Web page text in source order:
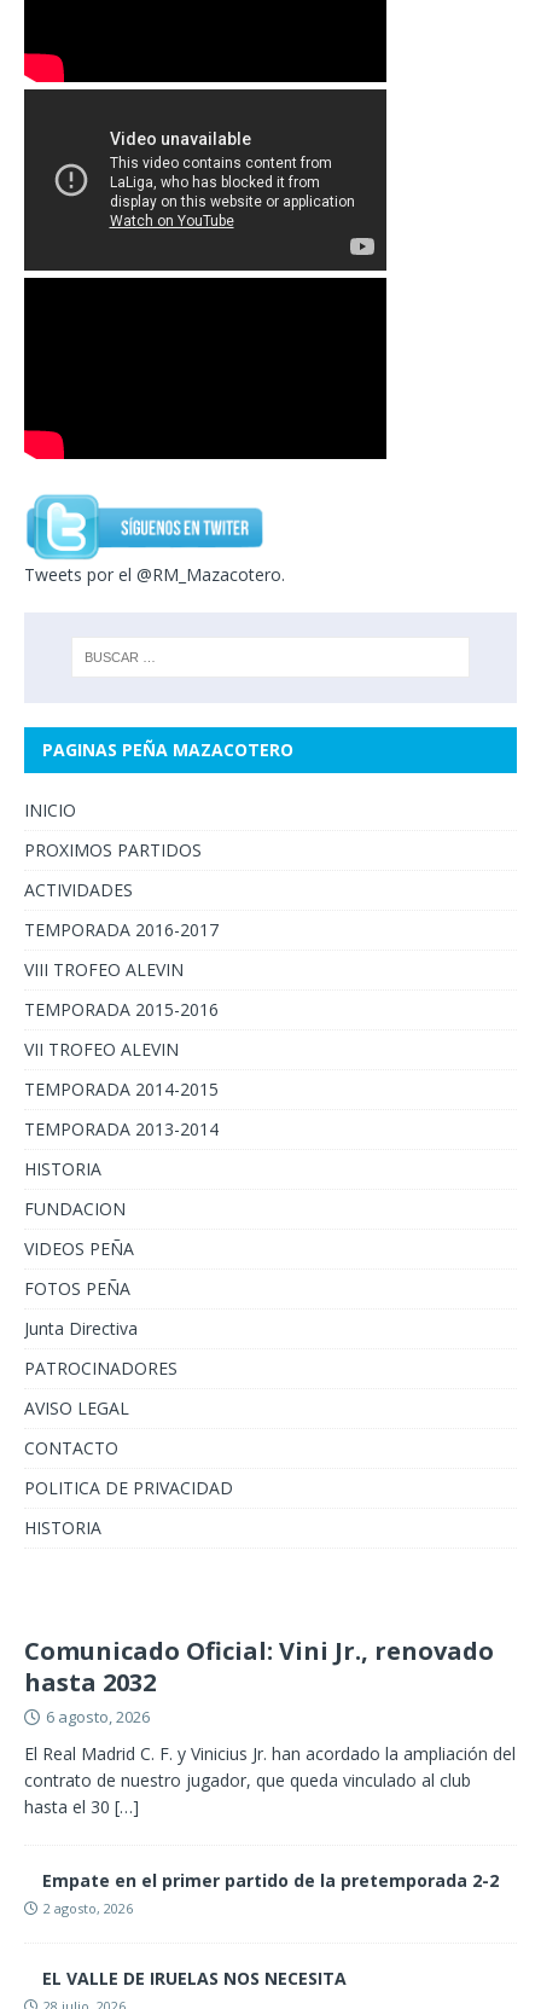
Tweets por el @RM_Mazacotero.
PAGINAS PEÑA MAZACOTERO
INICIO
PROXIMOS PARTIDOS
ACTIVIDADES
TEMPORADA 2016-2017
VIII TROFEO ALEVIN
TEMPORADA 2015-2016
VII TROFEO ALEVIN
TEMPORADA 2014-2015
TEMPORADA 2013-2014
HISTORIA
FUNDACION
VIDEOS PEÑA
FOTOS PEÑA
Junta Directiva
PATROCINADORES
AVISO LEGAL
CONTACTO
POLITICA DE PRIVACIDAD
HISTORIA
Comunicado Oficial: Vini Jr., renovado
hasta 2032
6 agosto, 2026
El Real Madrid C. F. y Vinicius Jr. han acordado la ampliación del
contrato de nuestro jugador, que queda vinculado al club
hasta el 30 […]
Empate en el primer partido de la pretemporada 2-2
2 agosto, 2026
EL VALLE DE IRUELAS NOS NECESITA